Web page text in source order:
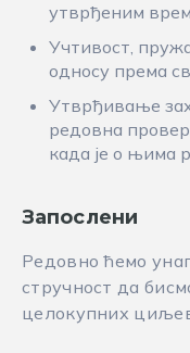
утврђеним
Учтивост,
односу према
Утврђивање
редовна
када је о њима
Запослени
Редовно ћемо
стручност да
целокупних